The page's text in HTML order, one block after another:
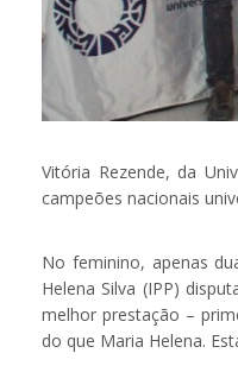
Vitória Rezende, da
campeões nacionais
No feminino, apenas
Helena Silva (IPP)
melhor prestação –
do que Maria Helena.